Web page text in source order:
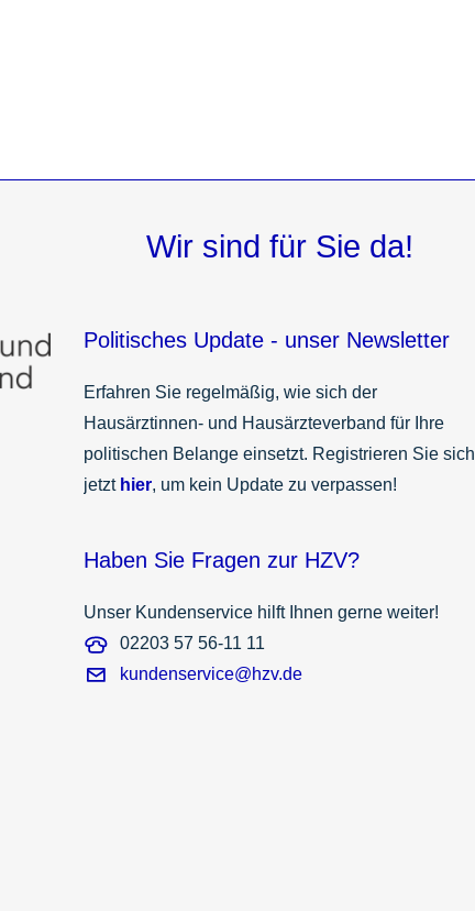
Wir sind für Sie da!
Politisches Update - unser Newsletter
Erfahren Sie regelmäßig, wie sich der
Hausärztinnen- und Hausärzteverband für Ihre
politischen Belange einsetzt. Registrieren Sie sich
jetzt hier, um kein Update zu verpassen!
Haben Sie Fragen zur HZV?
Unser Kundenservice hilft Ihnen gerne weiter!
02203 57 56-11 11
kundenservice@hzv.de